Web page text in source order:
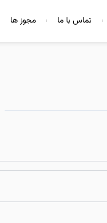
تماس با ما مجوز ها